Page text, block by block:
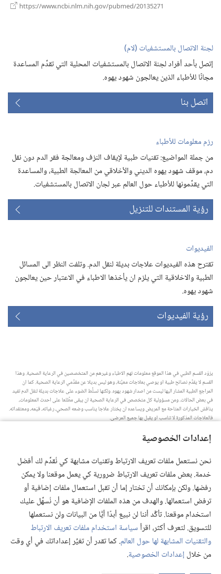
إعدادات الخصوصية
نحن نستعمل ملفات تعريف الارتباط وتقنيات مشابهة كي نُقدِّم لك أفضل
خدمة. بعض ملفات تعريف الارتباط ضرورية كي يعمل موقعنا ولا يمكن
رفضها. ولكن بإمكانك أن تختار إما أن تقبل استعمال ملفات إضافية أو
ترفض استعمالها. والهدف من هذه الملفات الإضافية هو أن نُسهِّل عليك
استخدام موقعنا. تأكَّد أننا لن نبيع أبدًا أيًّا من البيانات ولن نستعملها
للتسويق. لتعرف أكثر، اقرأسياسة استخدام ملفات تعريف الارتباط
والتقنيات المشابهة لها حول العالم. كما تقدر أن تغيِّر إعداداتك في أي وقت
من خلال إعدادات الخصوصية.
https://www.ncbi.nlm.nih.gov/pubmed/20135271
لجنة الاتصال بالمستشفيات (‏لام)‏
إتصل بأحد أفراد لجنة الاتصال بالمستشفيات المحلية التي تقدِّم المساعدة
مجانًا للأطباء الذين يعالجون شهود يهوه.‏
اتصل بنا
رزم معلومات للأطباء
من جملة المواضيع:‏ تقنيات طبية لإيقاف النزف ومعالجة فقر الدم دون نقل
دم،‏ موقف شهود يهوه الديني والأخلاقي من المعالجة الطبية،‏ والمساعدة
التي يقدِّمونها للأطباء حول العالم عبر لجان الاتصال بالمستشفيات.‏
رؤية المستندات للتنزيل
الفيديوات
تقترح هذه الفيديوات علاجات بديلة لنقل الدم.‏ وتلفت النظر الى المسائل
الطبية والاخلاقية التي يلزم ان يأخذها الاطباء في الاعتبار حين يعالجون
شهود يهوه.‏
رؤية الفيديوات
يزوّد القسم الطبي في هذا الموقع معلومات تهم الاطباء وغيرهم من المتخصصين في الرعاية الصحية.‏ وهذا
القسم لا يقدِّم نصائح طبية او يوصي بعلاجات معيَّنة،‏ وهو ليس بديلا عن مقدِّمي الرعاية الصحية.‏ كما ان
المراجع الطبية المشار اليها ليست من اصدار شهود يهوه.‏ ولكنها تسلِّط الضوء على علاجات بديلة لنقل الدم تفيد
في بعض الحالات.‏ ومن مسؤولية كل متخصص في الرعاية الصحية ان يبقى مطَّلعا على احدث المعلومات،‏
يناقش الخيارات المتاحة مع المريض ويساعده ان يختار علاجا يناسب وضعه الصحي،‏ رغباته،‏ قيَمه،‏ ومعتقداته.‏
فالعلاجات المذكورة لا تناسب او يقبل بها جميع المرضى.‏
ملاحظة للمريض:‏ استشر دائما طبيبك او شخصا متخصصا في الرعاية الصحية لتحصل على معلومات حول
المشاكل الصحية والعلاجات المتاحة.‏ واستعن بالطبيب اذا شعرت انك مريض.‏
يلزم استخدام هذا الموقع وفقا لشروط الاستخدام.‏
إعدادات المظهر
© 2026 .Watch Tower Bible and Tract Society of Pennsylvania